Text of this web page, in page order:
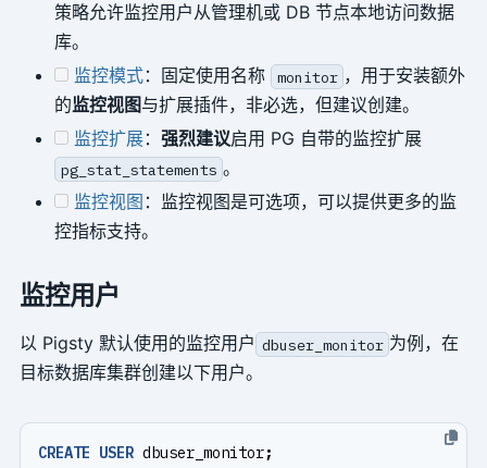
策略允许监控用户从管理机或 DB 节点本地访问数据
库。
监控模式：固定使用名称 monitor ，用于安装额外
的监控视图与扩展插件，非必选，但建议创建。
监控扩展： 强烈建议启用 PG 自带的监控扩展
pg_stat_statements 。
监控视图 ：监控视图是可选项，可以提供更多的监
控指标支持。
监控用户
以 Pigsty 默认使用的监控用户 dbuser_monitor 为例，在
目标数据库集群创建以下用户。
CREATE USER dbuser_monitor;